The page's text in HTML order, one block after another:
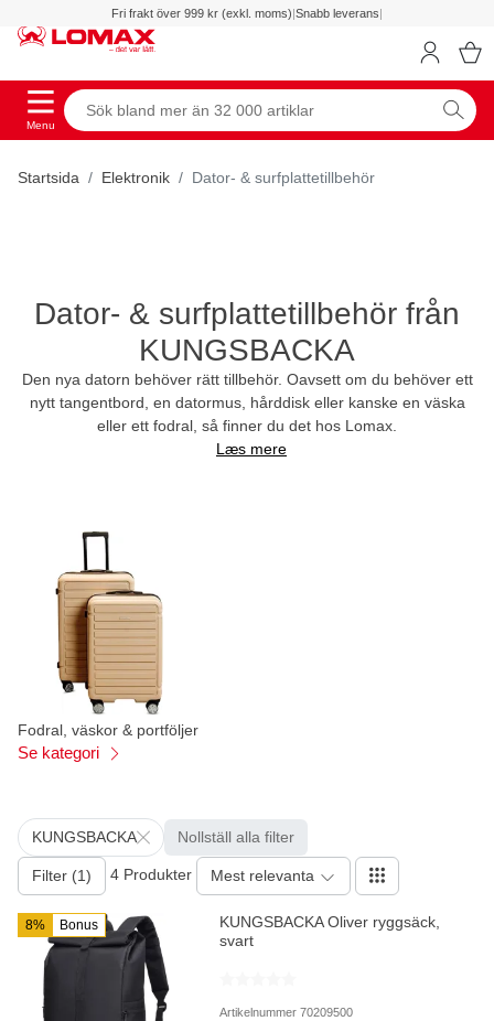
Fri frakt över 999 kr (exkl. moms)|Snabb leverans|
Menu
Startsida Elektronik Dator- & surfplattetillbehör
Dator- & surfplattetillbehör från
KUNGSBACKA
Den nya datorn behöver rätt tillbehör. Oavsett om du behöver ett
nytt tangentbord, en datormus, hårddisk eller kanske en väska
eller ett fodral, så finner du det hos Lomax.
Læs mere
Fodral, väskor & portföljer
Se kategori
KUNGSBACKA Nollställ alla filter
Filter (1) 4 Produkter Mest relevanta
8% Bonus
KUNGSBACKA Oliver ryggsäck,
svart
Artikelnummer 70209500